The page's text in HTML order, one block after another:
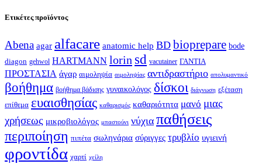
Ετικέτες προϊόντος
Abena agar alfacare anatomic help BD bioprepare bode
diagon gehwol HARTMANN lorin sd vacutainer ΓΑΝΤΙΑ
ΠΡΟΣΤΑΣΙΑ άγαρ αιμοληψία αιμοληψίας αντιδραστήριο απολυμαντικό
βοήθημα βοήθημα βάδισης γυναικολόγος δίσκοι διάγνωση εξέταση
επίθεμα ευαισθησίας καθαρισμός καθαριότητα μανό μιας
χρήσεως μικροβιολόγος μπαστούνι νύχια παθήσεις
περιποίηση πιπέτα σωληνάρια σύριγγες τρυβλίο υγιεινή
φροντίδα χαρτί χείλη